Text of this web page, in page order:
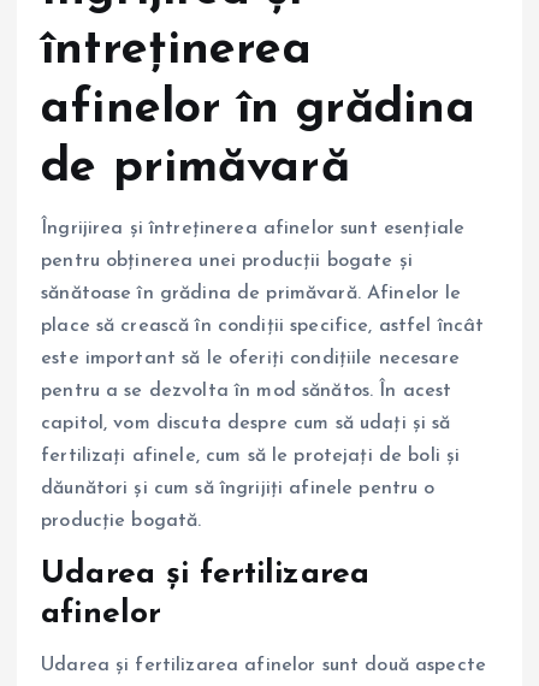
întreținerea
afinelor în grădina
de primăvară
Îngrijirea și întreținerea afinelor sunt esențiale
pentru obținerea unei producții bogate și
sănătoase în grădina de primăvară. Afinelor le
place să crească în condiții specifice, astfel încât
este important să le oferiți condițiile necesare
pentru a se dezvolta în mod sănătos. În acest
capitol, vom discuta despre cum să udați și să
fertilizați afinele, cum să le protejați de boli și
dăunători și cum să îngrijiți afinele pentru o
producție bogată.
Udarea și fertilizarea
afinelor
Udarea și fertilizarea afinelor sunt două aspecte